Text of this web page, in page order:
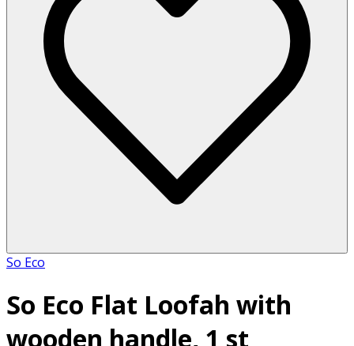
So Eco
So Eco Flat Loofah with
wooden handle, 1 st